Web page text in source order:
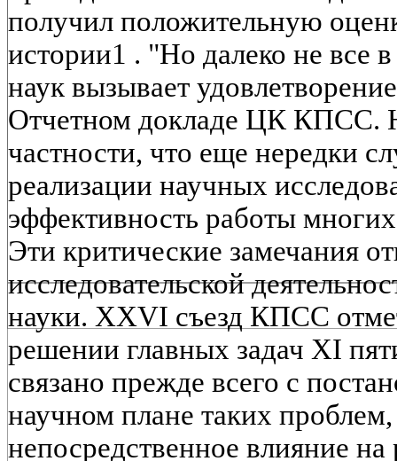
получил положительную
истории1 . "Но далеко не все
наук вызывает
Отчетном докладе ЦК КПСС.
частности, что еще нередки
реализации научных
эффективность работы
Эти критические замечания
исследовательской
науки. XXVI съезд КПСС
решении главных задач XI
связано прежде всего с
научном плане таких
непосредственное влияние на